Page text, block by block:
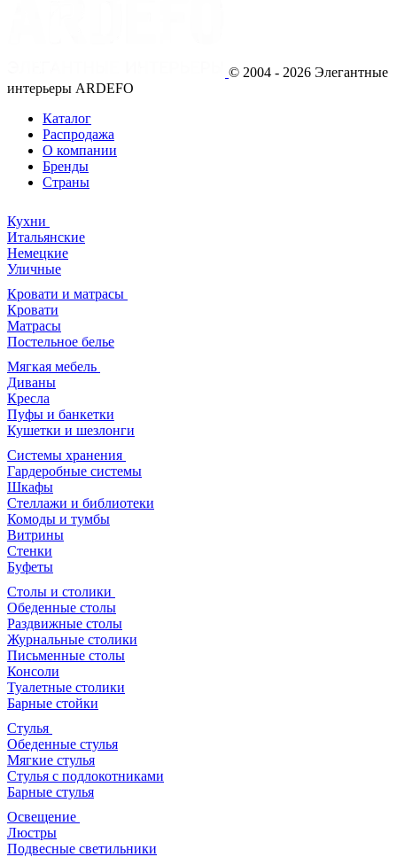
© 2004 - 2026 Элегантные
интерьеры ARDEFO
Каталог
Распродажа
О компании
Бренды
Страны
Кухни
Итальянские
Немецкие
Уличные
Кровати и матрасы
Кровати
Матрасы
Постельное белье
Мягкая мебель
Диваны
Кресла
Пуфы и банкетки
Кушетки и шезлонги
Системы хранения
Гардеробные системы
Шкафы
Стеллажи и библиотеки
Комоды и тумбы
Витрины
Стенки
Буфеты
Столы и столики
Обеденные столы
Раздвижные столы
Журнальные столики
Письменные столы
Консоли
Туалетные столики
Барные стойки
Стулья
Обеденные стулья
Мягкие стулья
Стулья с подлокотниками
Барные стулья
Освещение
Люстры
Подвесные светильники